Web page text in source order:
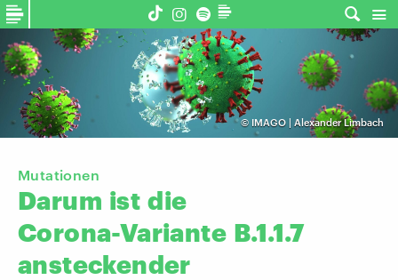
© IMAGO | Alexander Limbach
Mutationen
Darum ist die
Corona-Variante B.1.1.7
ansteckender